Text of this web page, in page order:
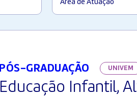
PÓS-GRADUAÇÃO UNIVEM
Educação Infantil,